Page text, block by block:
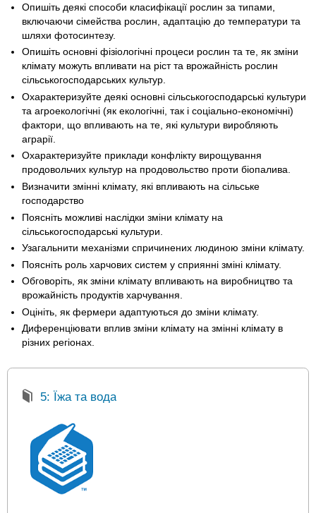
Опишіть деякі способи класифікації рослин за типами,
включаючи сімейства рослин, адаптацію до температури та
шляхи фотосинтезу.
Опишіть основні фізіологічні процеси рослин та те, як зміни
клімату можуть впливати на ріст та врожайність рослин
сільськогосподарських культур.
Охарактеризуйте деякі основні сільськогосподарські культури
та агроекологічні (як екологічні, так і соціально-економічні)
фактори, що впливають на те, які культури виробляють
аграрії.
Охарактеризуйте приклади конфлікту вирощування
продовольчих культур на продовольство проти біопалива.
Визначити змінні клімату, які впливають на сільське
господарство
Поясніть можливі наслідки зміни клімату на
сільськогосподарські культури.
Узагальнити механізми спричинених людиною зміни клімату.
Поясніть роль харчових систем у сприянні зміні клімату.
Обговоріть, як зміни клімату впливають на виробництво та
врожайність продуктів харчування.
Оцініть, як фермери адаптуються до зміни клімату.
Диференціювати вплив зміни клімату на змінні клімату в
різних регіонах.
5: Їжа та вода